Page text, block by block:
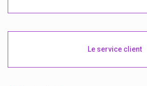
Le service client